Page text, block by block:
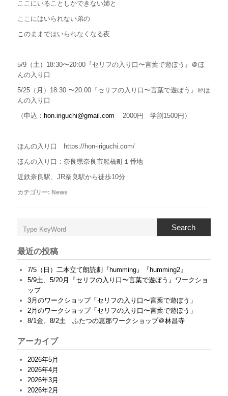
ここにいることしかできない姉と
ここにはいられない弟の
このままではいられなくなる夜
5/9（土）18:30〜20:00『セリフの入り口〜言葉で遊ぼう』＠ほ
んの入り口
5/25（月）18:30 〜20:00『セリフの入り口〜言葉で遊ぼう』＠ほ
んの入り口
（申込： hon.iriguchi@gmail.com 2000円 学割1500円）
ほんの入り口 https://hon-iriguchi.com/
ほんの入り口：奈良県奈良市船橋町１番地
近鉄奈良駅、JR奈良駅から徒歩10分
カテゴリー: News
Search
最近の投稿
7/5（日）二本立て朗読劇『humming』『humming2』
5/9土、5/20月『セリフの入り口〜言葉で遊ぼう』ワークショ
ップ
3月のワークショップ「セリフの入り口〜言葉で遊ぼう」
2月のワークショップ「セリフの入り口〜言葉で遊ぼう」
8/1金、8/2土 ふたつの恵那ワークショップ＠林昌寺
アーカイブ
2026年5月
2026年4月
2026年3月
2026年2月